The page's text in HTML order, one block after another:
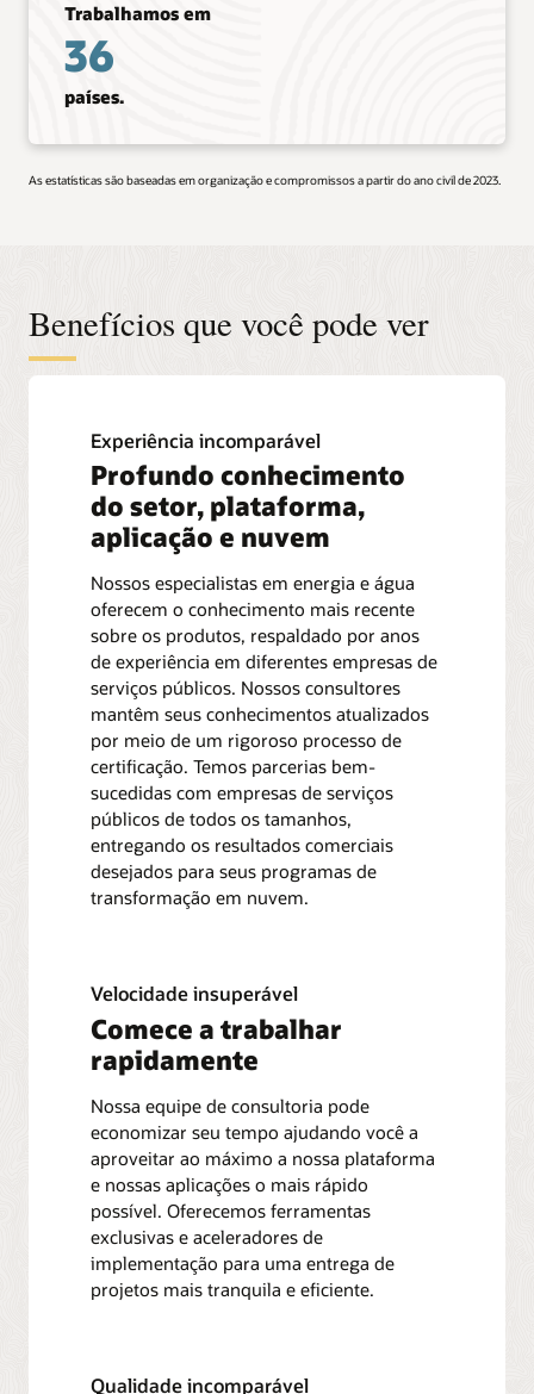
Trabalhamos em
36
países.
As estatísticas são baseadas em organização e compromissos a partir do ano civil de 2023.
Benefícios que você pode ver
Experiência incomparável
Profundo conhecimento
do setor, plataforma,
aplicação e nuvem
Nossos especialistas em energia e água
oferecem o conhecimento mais recente
sobre os produtos, respaldado por anos
de experiência em diferentes empresas de
serviços públicos. Nossos consultores
mantêm seus conhecimentos atualizados
por meio de um rigoroso processo de
certificação. Temos parcerias bem-
sucedidas com empresas de serviços
públicos de todos os tamanhos,
entregando os resultados comerciais
desejados para seus programas de
transformação em nuvem.
Velocidade insuperável
Comece a trabalhar
rapidamente
Nossa equipe de consultoria pode
economizar seu tempo ajudando você a
aproveitar ao máximo a nossa plataforma
e nossas aplicações o mais rápido
possível. Oferecemos ferramentas
exclusivas e aceleradores de
implementação para uma entrega de
projetos mais tranquila e eficiente.
Qualidade incomparável